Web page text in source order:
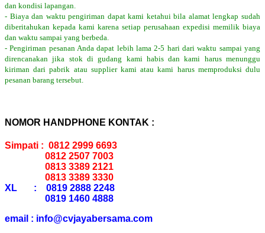
dan kondisi lapangan.
- Biaya dan waktu pengiriman dapat kami ketahui bila alamat lengkap sudah
diberitahukan kepada kami karena setiap perusahaan expedisi memilik biaya
dan waktu sampai yang berbeda.
- Pengiriman pesanan Anda dapat lebih lama 2-5 hari dari waktu sampai yang
direncanakan jika stok di gudang kami habis dan kami harus menunggu
kiriman dari pabrik atau supplier kami atau kami harus memproduksi dulu
pesanan barang tersebut.
NOMOR HANDPHONE KONTAK :
Simpati : 0812 2999 6693
0812 2507 7003
0813 3389 2121
0813 3389 3330
XL : 0819 2888 2248
0819 1460 4888
email : info@cvjayabersama.com